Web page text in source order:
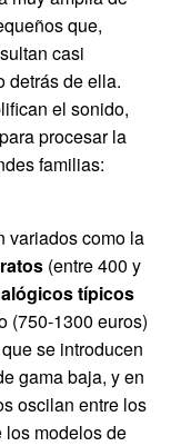
que,
casi
detrás de ella.
el sonido,
procesar la
familias:
variados como la
(entre 400 y
típicos
(750-1300 euros)
que se introducen
gama baja, y en
oscilan entre los
los modelos de